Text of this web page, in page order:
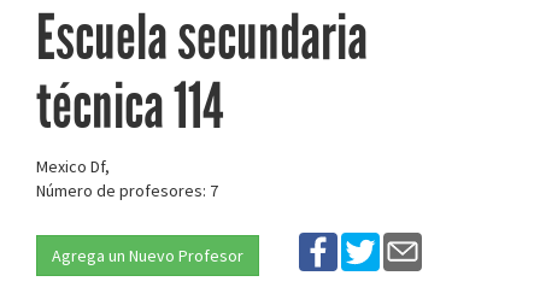
Escuela secundaria
técnica 114
Mexico Df,
Número de profesores: 7
Agrega un Nuevo Profesor